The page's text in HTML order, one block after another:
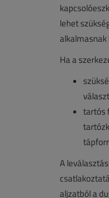
lehet
alkalmasnak
Ha a
tartós
A
aljzatból a